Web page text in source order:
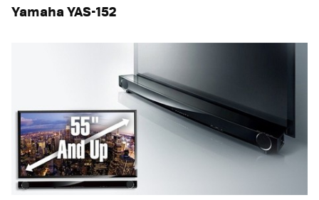
Yamaha YAS-152